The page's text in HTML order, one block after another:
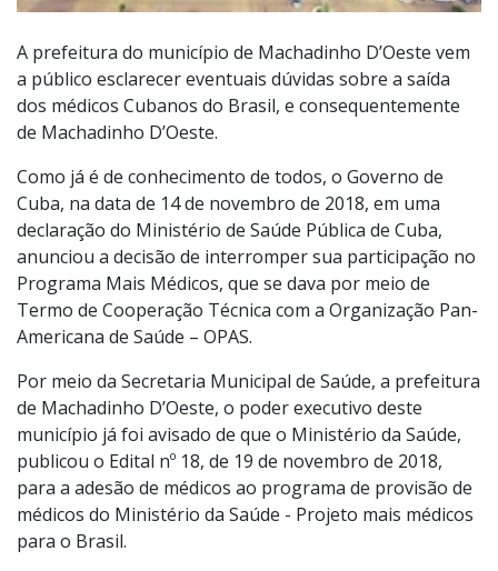
A prefeitura do município de Machadinho D’Oeste vem
a público esclarecer eventuais dúvidas sobre a saída
dos médicos Cubanos do Brasil, e consequentemente
de Machadinho D’Oeste.
Como já é de conhecimento de todos, o Governo de
Cuba, na data de 14 de novembro de 2018, em uma
declaração do Ministério de Saúde Pública de Cuba,
anunciou a decisão de interromper sua participação no
Programa Mais Médicos, que se dava por meio de
Termo de Cooperação Técnica com a Organização Pan-
Americana de Saúde – OPAS.
Por meio da Secretaria Municipal de Saúde, a prefeitura
de Machadinho D’Oeste, o poder executivo deste
município já foi avisado de que o Ministério da Saúde,
publicou o Edital nº 18, de 19 de novembro de 2018,
para a adesão de médicos ao programa de provisão de
médicos do Ministério da Saúde - Projeto mais médicos
para o Brasil.